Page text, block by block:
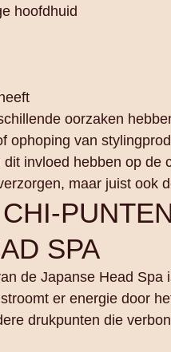
hoofdhuid
oorzaken
ophoping van
dit invloed hebben op
maar juist ook
SPA
de Japanse Head Spa
er energie door
drukpunten die